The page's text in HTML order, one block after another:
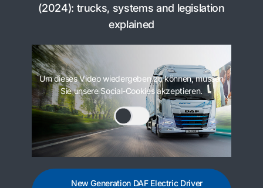
(2024): trucks, systems and legislation
explained
Um dieses Video wiedergeben zu können, müssen
Sie unsere Social-Cookies akzeptieren.
New Generation DAF Electric Driver